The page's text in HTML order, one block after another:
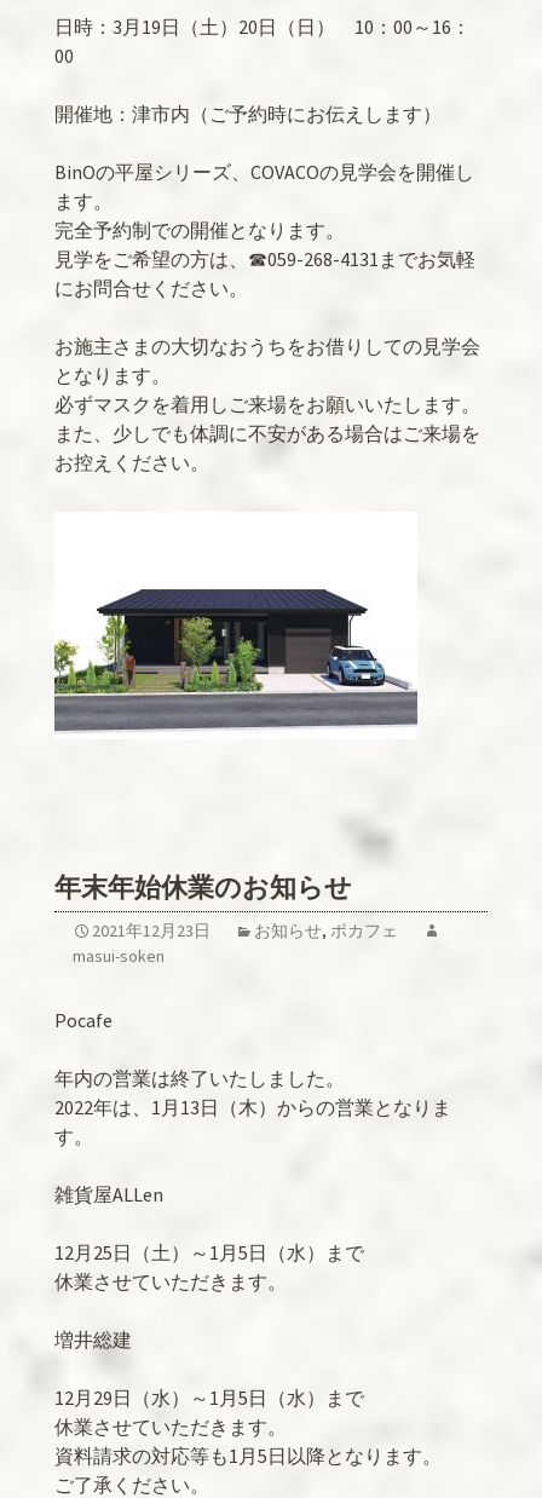
日時：3月19日（土）20日（日） 10：00～16：
00
開催地：津市内（ご予約時にお伝えします）
BinOの平屋シリーズ、COVACOの見学会を開催し
ます。
完全予約制での開催となります。
見学をご希望の方は、☎059-268-4131までお気軽
にお問合せください。
お施主さまの大切なおうちをお借りしての見学会
となります。
必ずマスクを着用しご来場をお願いいたします。
また、少しでも体調に不安がある場合はご来場を
お控えください。
年末年始休業のお知らせ
2021年12月23日 お知らせ, ポカフェ
masui-soken
Pocafe
年内の営業は終了いたしました。
2022年は、1月13日（木）からの営業となりま
す。
雑貨屋ALLen
12月25日（土）～1月5日（水）まで
休業させていただきます。
増井総建
12月29日（水）～1月5日（水）まで
休業させていただきます。
資料請求の対応等も1月5日以降となります。
ご了承ください。